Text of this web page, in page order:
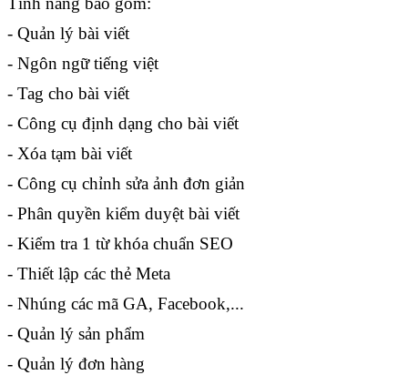
- Quản lý bài viết
- Ngôn ngữ tiếng việt
- Tag cho bài viết
- Công cụ định dạng cho bài viết
- Xóa tạm bài viết
- Công cụ chỉnh sửa ảnh đơn giản
- Phân quyền kiểm duyệt bài viết
- Kiểm tra 1 từ khóa chuẩn SEO
- Thiết lập các thẻ Meta
- Nhúng các mã GA, Facebook,...
- Quản lý sản phẩm
- Quản lý đơn hàng